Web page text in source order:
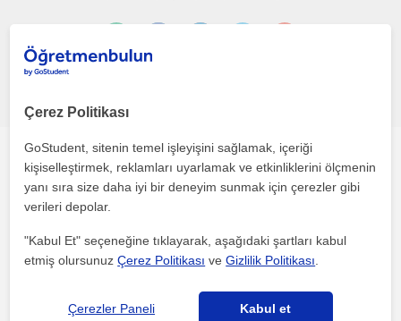
Merkez (Çanakkale)'daki diğer Yabancilar için Türkçe
öğretmenleri ilgini çekebilecek
Çerez Politikası
GoStudent, sitenin temel işleyişini sağlamak, içeriği
kişiselleştirmek, reklamları uyarlamak ve etkinliklerini ölçmenin
yanı sıra size daha iyi bir deneyim sunmak için çerezler gibi
verileri depolar.
"Kabul Et" seçeneğine tıklayarak, aşağıdaki şartları kabul
etmiş olursunuzÇerez Politikası veGizlilik Politikası
Çerezler Paneli Kabul et